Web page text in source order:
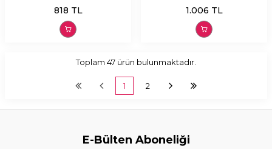
818 TL 1.006 TL
Toplam 47 ürün bulunmaktadır.
1 2
E-Bülten Aboneliği